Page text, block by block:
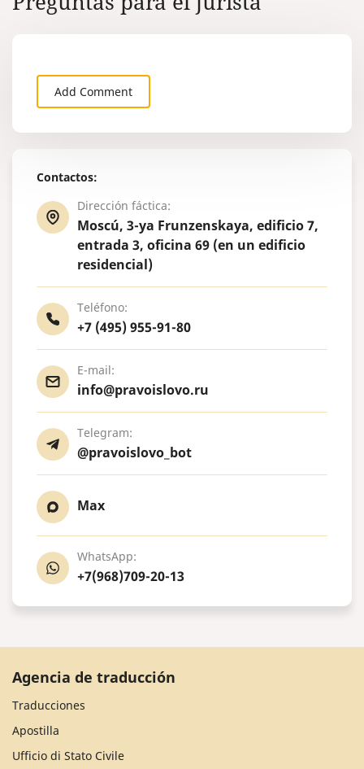
Contactos:
Dirección fáctica:
Moscú, 3-ya Frunzenskaya, edificio 7,
entrada 3, oficina 69 (en un edificio
residencial)
Teléfono:
+7 (495) 955-91-80
E-mail:
info@pravoislovo.ru
Telegram:
@pravoislovo_bot
Max
WhatsApp:
+7(968)709-20-13
Add Comment
Agencia de traducción
Traducciones
Apostilla
Ufficio di Stato Civile